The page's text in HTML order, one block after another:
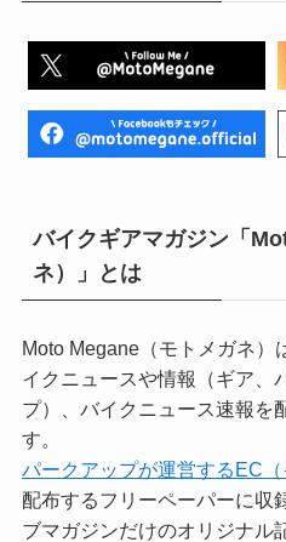
バイクギアマガジン「
ネ）」とは
Moto Megane（モトメガネ）
イクニュースや情報（ギア、
プ）、バイクニュース速報を
す。
パークアップが運営するEC（
配布するフリーペーパーに収
ブマガジンだけのオリジナル